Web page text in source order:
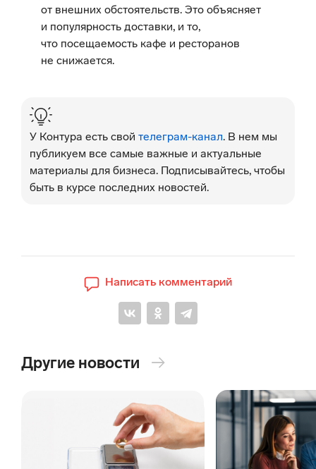
от внешних обстоятельств. Это объясняет
и популярность доставки, и то,
что посещаемость кафе и ресторанов
не снижается.
У Контура есть свой телеграм-канал. В нем мы
публикуем все самые важные и актуальные
материалы для бизнеса. Подписывайтесь, чтобы
быть в курсе последних новостей.
Написать комментарий
Другие новости →